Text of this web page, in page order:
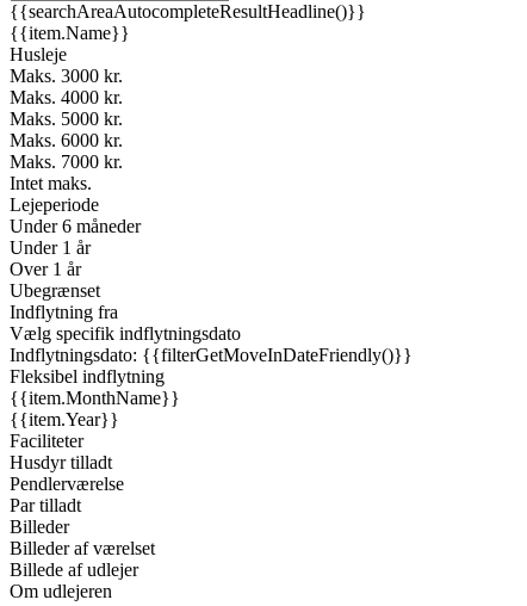
{{searchAreaAutocompleteResultHeadline()}}
{{item.Name}}
Husleje
Maks. 3000 kr.
Maks. 4000 kr.
Maks. 5000 kr.
Maks. 6000 kr.
Maks. 7000 kr.
Intet maks.
Lejeperiode
Under 6 måneder
Under 1 år
Over 1 år
Ubegrænset
Indflytning fra
Vælg specifik indflytningsdato
Indflytningsdato: {{filterGetMoveInDateFriendly()}}
Fleksibel indflytning
{{item.MonthName}}
{{item.Year}}
Faciliteter
Husdyr tilladt
Pendlerværelse
Par tilladt
Billeder
Billeder af værelset
Billede af udlejer
Om udlejeren